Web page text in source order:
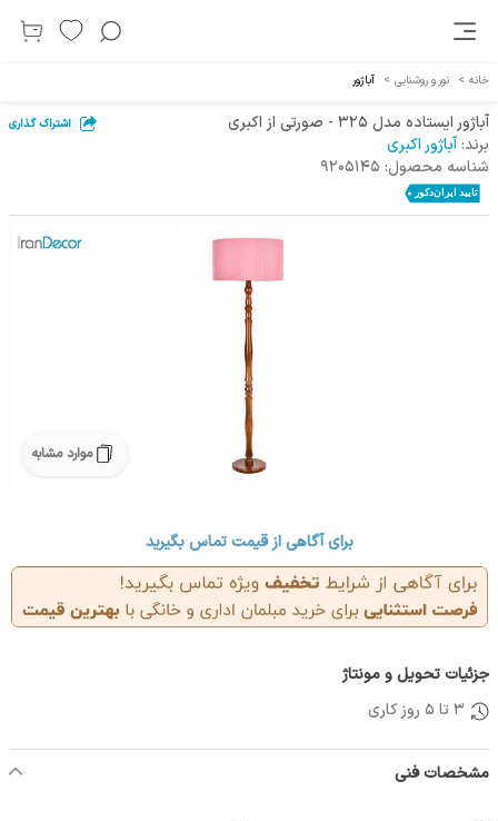
خانه > نور و روشنایی > آباژور
آباژور ایستاده مدل 325 - صورتی از اکبری اشتراک گذاری
برند:آباژور اکبری
شناسه محصول: 9205145
موارد مشابه
برای آگاهی از قیمت تماس بگیرید
جزئیات تحویل و مونتاژ
3 تا 5 روز کاری
مشخصات فنی